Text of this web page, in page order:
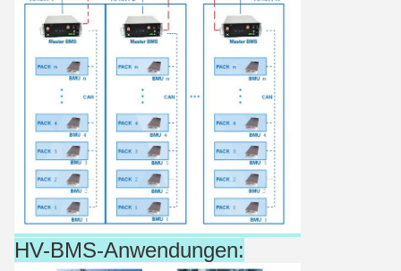
HV-BMS-Anwendungen: